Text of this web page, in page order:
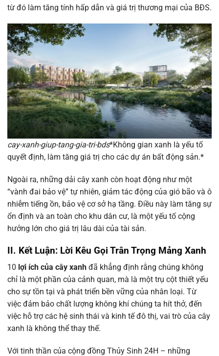
từ đó làm tăng tính hấp dẫn và giá trị thương mại của BĐS.
cay-xanh-giup-tang-gia-tri-bds*Không gian xanh là yếu tố
quyết định, làm tăng giá trị cho các dự án bất động sản.*
Ngoài ra, những dải cây xanh còn hoạt động như một
“vành đai bảo vệ” tự nhiên, giảm tác động của gió bão và ô
nhiễm tiếng ồn, bảo vệ cơ sở hạ tầng. Điều này làm tăng sự
ổn định và an toàn cho khu dân cư, là một yếu tố cộng
hưởng lớn cho giá trị lâu dài của tài sản.
II. Kết Luận: Lời Kêu Gọi Trân Trọng Mảng Xanh
10 lợi ích của cây xanh đã khẳng định rằng chúng không
chỉ là một phần của cảnh quan, mà là một trụ cột thiết yếu
cho sự tồn tại và phát triển bền vững của nhân loại. Từ
việc đảm bảo chất lượng không khí chúng ta hít thở, đến
việc hỗ trợ các hệ sinh thái và kinh tế đô thị, vai trò của cây
xanh là không thể thay thế.
Với tinh thần của cộng đồng Thủy Sinh 24H – những